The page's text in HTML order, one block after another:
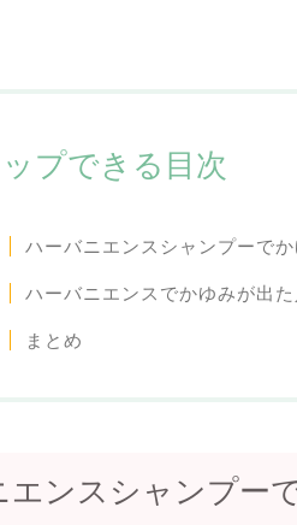
プできる目次
ハーバニエンスシャンプーで
ハーバニエンスでかゆみが出
まとめ
エンスシャンプー